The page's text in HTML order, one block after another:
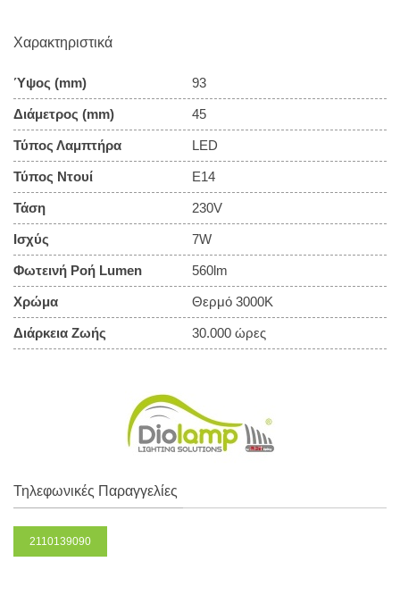
Χαρακτηριστικά
Ύψος (mm) 93
Διάμετρος (mm) 45
Τύπος Λαμπτήρα LED
Τύπος Ντουί E14
Τάση 230V
Ισχύς 7W
Φωτεινή Ροή Lumen 560lm
Χρώμα Θερμό 3000Κ
Διάρκεια Ζωής 30.000 ώρες
Τηλεφωνικές Παραγγελίες
2110139090